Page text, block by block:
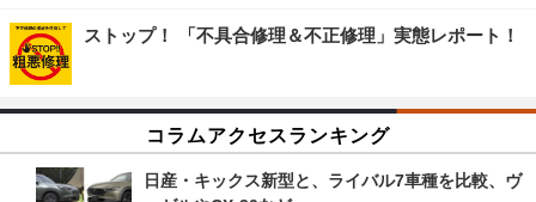
ストップ！ 「不具合修理＆不正修理」実態レポート！
コラムアクセスランキング
日産・キックス新型と、ライバル7車種を比較、ヴ